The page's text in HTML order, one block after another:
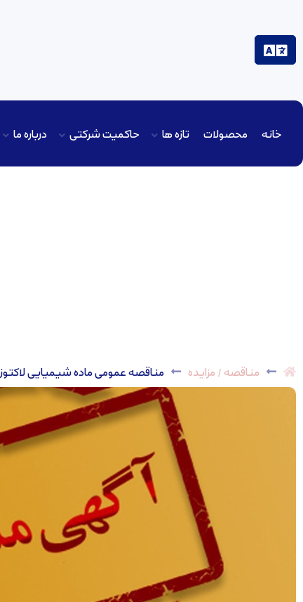
خانه محصولات تازه ها حاکمیت شرکتی درباره ما
مناقصه / مزایده مناقصه عمومی ماده شیمیایی لاکتوز 200 دارویی